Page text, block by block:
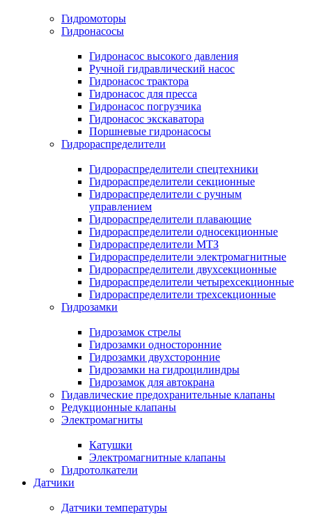
Гидромоторы
Гидронасосы
Гидронасос высокого давления
Ручной гидравлический насос
Гидронасос трактора
Гидронасос для пресса
Гидронасос погрузчика
Гидронасос экскаватора
Поршневые гидронасосы
Гидрораспределители
Гидрораспределители спецтехники
Гидрораспределители секционные
Гидрораспределители с ручным
управлением
Гидрораспределители плавающие
Гидрораспределители односекционные
Гидрораспределители МТЗ
Гидрораспределители электромагнитные
Гидрораспределители двухсекционные
Гидрораспределители четырехсекционные
Гидрораспределители трехсекционные
Гидрозамки
Гидрозамок стрелы
Гидрозамки односторонние
Гидрозамки двухсторонние
Гидрозамки на гидроцилиндры
Гидрозамок для автокрана
Гидавлические предохранительные клапаны
Редукционные клапаны
Электромагниты
Катушки
Электромагнитные клапаны
Гидротолкатели
Датчики
Датчики температуры